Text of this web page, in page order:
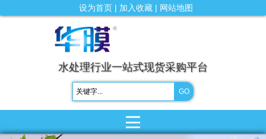
设为首页 | 加入收藏 | 网站地图
水处理行业一站式现货采购平台